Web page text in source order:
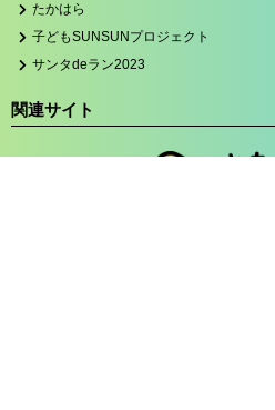
たかはら
子どもSUNSUNプロジェクト
サンタdeラン2023
関連サイト